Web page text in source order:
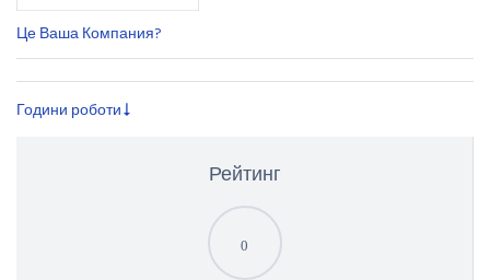
Це Ваша Компания?
Години роботи
Рейтинг
0